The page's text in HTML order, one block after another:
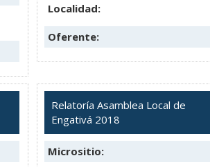
Localidad:
Oferente:
Relatoría Asamblea Local de
Engativá 2018
Micrositio: